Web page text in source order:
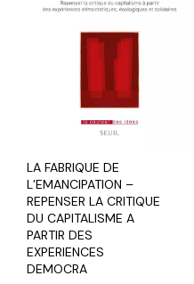
LA FABRIQUE DE
L’EMANCIPATION –
REPENSER LA CRITIQUE
DU CAPITALISME A
PARTIR DES
EXPERIENCES
DEMOCRA